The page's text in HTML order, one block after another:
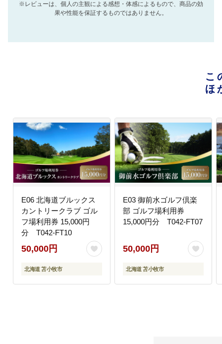
※レビューは、個人の主観による感想・体感によるもので、商品の効
果や性能を保証するものではありません。
こ
ほ
E06 北海道ブルックス
カントリークラブ ゴル
フ場利用券 15,000円
分 T042-FT10
50,000円
北海道 苫小牧市
E03 御前水ゴルフ倶楽
部 ゴルフ場利用券
15,000円分 T042-FT07
50,000円
北海道 苫小牧市